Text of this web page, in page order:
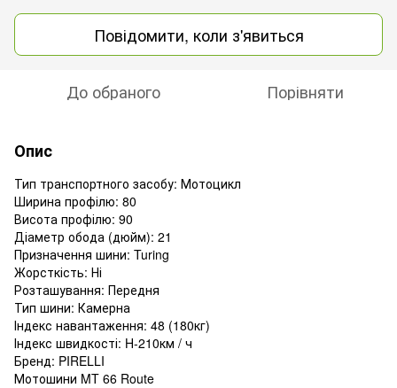
Повідомити, коли з'явиться
До обраного Порівняти
Опис
Тип транспортного засобу: Мотоцикл
Ширина профілю: 80
Висота профілю: 90
Діаметр обода (дюйм): 21
Призначення шини: Turing
Жорсткість: Ні
Розташування: Передня
Тип шини: Камерна
Індекс навантаження: 48 (180кг)
Індекс швидкості: H-210км / ч
Бренд: PIRELLI
Мотошини MT 66 Route